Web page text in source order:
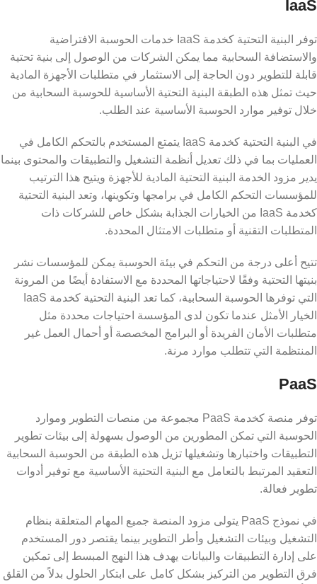
IaaS
توفر البنية التحتية كخدمة IaaS خدمات الحوسبة الافتراضية
والاستضافة السحابية مما يمكن الشركات من الوصول إلى بنية تحتية
قابلة للتطوير دون الحاجة إلى الاستثمار في متطلبات الأجهزة المادية
حيث تمثل هذه الطبقة البنية التحتية الأساسية للحوسبة السحابية من
خلال توفير موارد الحوسبة الأساسية عند الطلب.
في البنية التحتية كخدمة IaaS يتمتع المستخدم بالتحكم الكامل في
العمليات بما في ذلك تعديل أنظمة التشغيل والتطبيقات والمحتوى بينما
يدير مزود الخدمة البنية التحتية المادية للأجهزة ويتيح هذا الترتيب
للمؤسسات التحكم الكامل في برامجها وتكوينها، وتعد البنية التحتية
كخدمة IaaS من الخيارات الجذابة بشكل خاص للشركات ذات
المتطلبات التقنية أو متطلبات الامتثال المحددة.
تتيح أعلى درجة من التحكم في بيئة الحوسبة يمكن للمؤسسات نشر
بنيتها التحتية وفقًا لاحتياجاتها المحددة مع الاستفادة أيضًا من المرونة
التي توفرها الحوسبة السحابية، كما تعد البنية التحتية كخدمة IaaS
الخيار الأمثل عندما تكون لدى المؤسسة احتياجات محددة مثل
متطلبات الأمان الفريدة أو البرامج المخصصة أو أحمال العمل غير
المنتظمة التي تتطلب موارد مرنة.
PaaS
توفر منصة كخدمة PaaS مجموعة من منصات التطوير وموارد
الحوسبة التي تمكن المطورين من الوصول بسهولة إلى بيئات تطوير
التطبيقات واختبارها وتشغيلها تزيل هذه الطبقة من الحوسبة السحابية
التعقيد المرتبط بالتعامل مع البنية التحتية الأساسية مع توفير أدوات
تطوير فعالة.
في نموذج PaaS يتولى مزود المنصة جميع المهام المتعلقة بنظام
التشغيل وبيئات التشغيل وأطر التطوير بينما يقتصر دور المستخدم
على إدارة التطبيقات والبيانات يهدف هذا النهج المبسط إلى تمكين
فرق التطوير من التركيز بشكل كامل على ابتكار الحلول بدلاً من القلق